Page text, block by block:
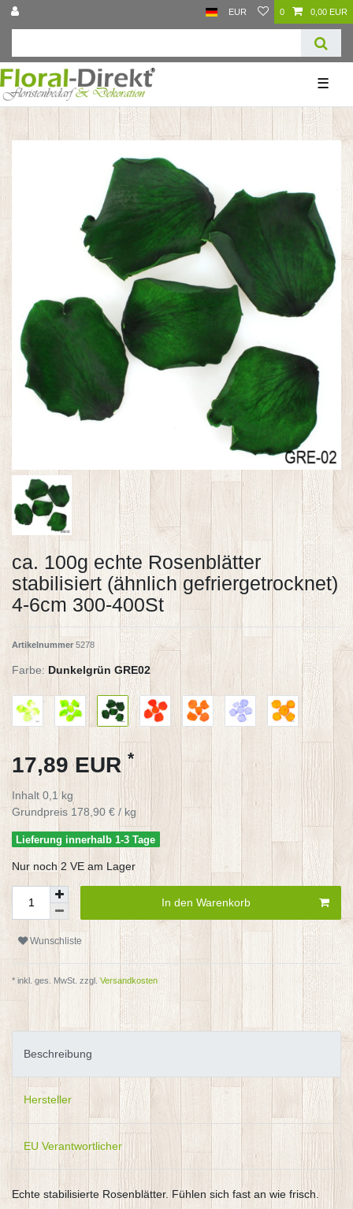
EUR 0 0,00 EUR
☰
ca. 100g echte Rosenblätter
stabilisiert (ähnlich gefriergetrocknet)
4-6cm 300-400St
Artikelnummer 5278
Farbe: Dunkelgrün GRE02
17,89 EUR *
Inhalt 0,1kg
Grundpreis 178,90 € / kg
Lieferung innerhalb 1-3 Tage
Nur noch 2 VE am Lager
In den Warenkorb
Wunschliste
* inkl. ges. MwSt. zzgl. Versandkosten
Beschreibung
Hersteller
EU Verantwortlicher
Echte stabilisierte Rosenblätter. Fühlen sich fast an wie frisch.